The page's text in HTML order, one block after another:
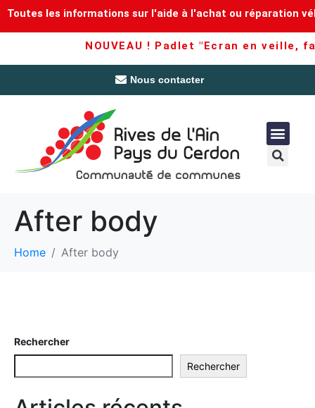
Toutes les informations sur l'aide à l'achat ou réparation
NOUVEAU ! Padlet "Ecran en veille,
Nous contacter
After body
Home After body
Rechercher
Rechercher